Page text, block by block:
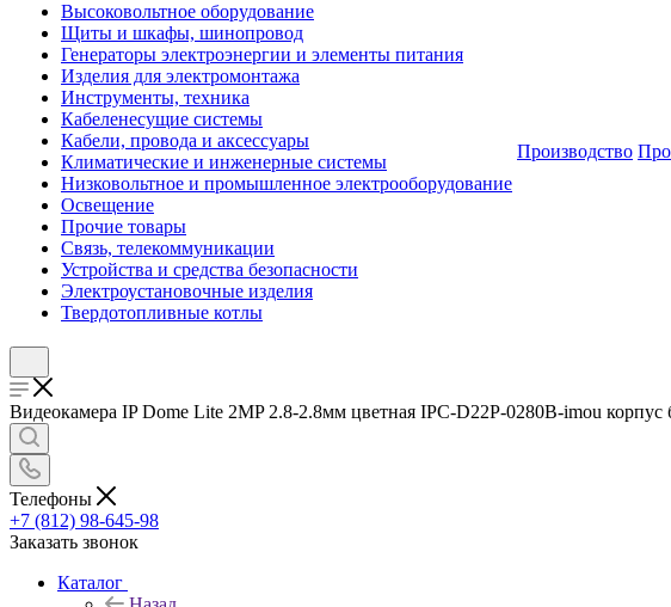
Высоковольтное оборудование
Щиты и шкафы, шинопровод
Генераторы электроэнергии и элементы питания
Изделия для электромонтажа
Инструменты, техника
Кабеленесущие системы
Кабели, провода и аксессуары
Климатические и инженерные системы
Низковольтное и промышленное электрооборудование
Освещение
Прочие товары
Связь, телекоммуникации
Устройства и средства безопасности
Электроустановочные изделия
Твердотопливные котлы
Производство
Видеокамера IP Dome Lite 2MP 2.8-2.8мм цветная IPC-D22P-0280B-imou
Телефоны
+7 (812) 98-645-98
Заказать звонок
Каталог